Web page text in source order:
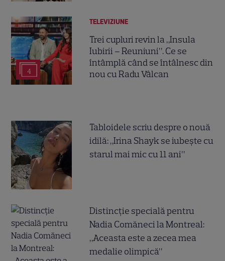
4
TELEVIZIUNE
Trei cupluri revin la „Insula
Iubirii – Reuniuni”. Ce se
întâmplă când se întâlnesc din
nou cu Radu Vâlcan
Tabloidele scriu despre o nouă
idilă: „Irina Shayk se iubește cu
starul mai mic cu 11 ani”
Distincție specială pentru
Nadia Comăneci la Montreal:
„Aceasta este a zecea mea
medalie olimpică”